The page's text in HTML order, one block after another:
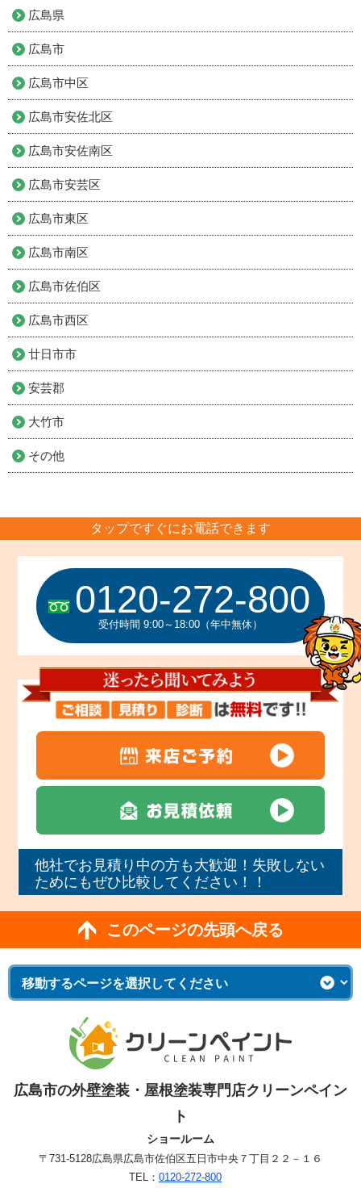
広島県
広島市
広島市中区
広島市安佐北区
広島市安佐南区
広島市安芸区
広島市東区
広島市南区
広島市佐伯区
広島市西区
廿日市市
安芸郡
大竹市
その他
タップですぐにお電話できます
0120-272-800
受付時間 9:00～18:00（年中無休）
他社でお見積り中の方も大歓迎！失敗しない
ためにもぜひ比較してください！！
このページの先頭へ戻る
広島市の外壁塗装・屋根塗装専門店クリーンペイン
ト
ショールーム
〒731-5128広島県広島市佐伯区五日市中央７丁目２２－１６
TEL： 0120-272-800